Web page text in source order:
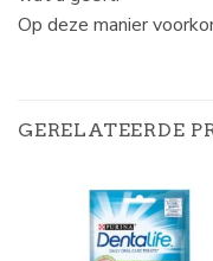
Op deze manier
GERELATEERDE